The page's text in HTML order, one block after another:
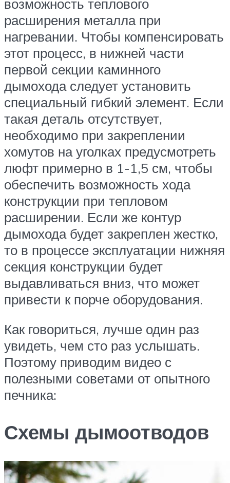
возможность теплового
расширения металла при
нагревании. Чтобы компенсировать
этот процесс, в нижней части
первой секции каминного
дымохода следует установить
специальный гибкий элемент. Если
такая деталь отсутствует,
необходимо при закреплении
хомутов на уголках предусмотреть
люфт примерно в 1-1,5 см, чтобы
обеспечить возможность хода
конструкции при тепловом
расширении. Если же контур
дымохода будет закреплен жестко,
то в процессе эксплуатации нижняя
секция конструкции будет
выдавливаться вниз, что может
привести к порче оборудования.
Как говориться, лучше один раз
увидеть, чем сто раз услышать.
Поэтому приводим видео с
полезными советами от опытного
печника:
Схемы дымоотводов